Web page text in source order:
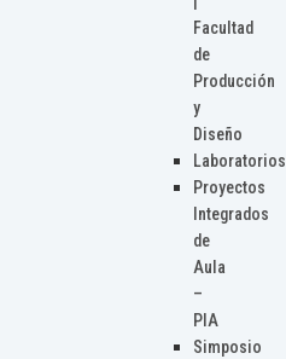
Facultad
de
Producción
y
Diseño
Laboratorios
Proyectos
Integrados
de
Aula
–
PIA
Simposio